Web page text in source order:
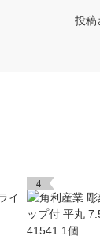
投稿
4